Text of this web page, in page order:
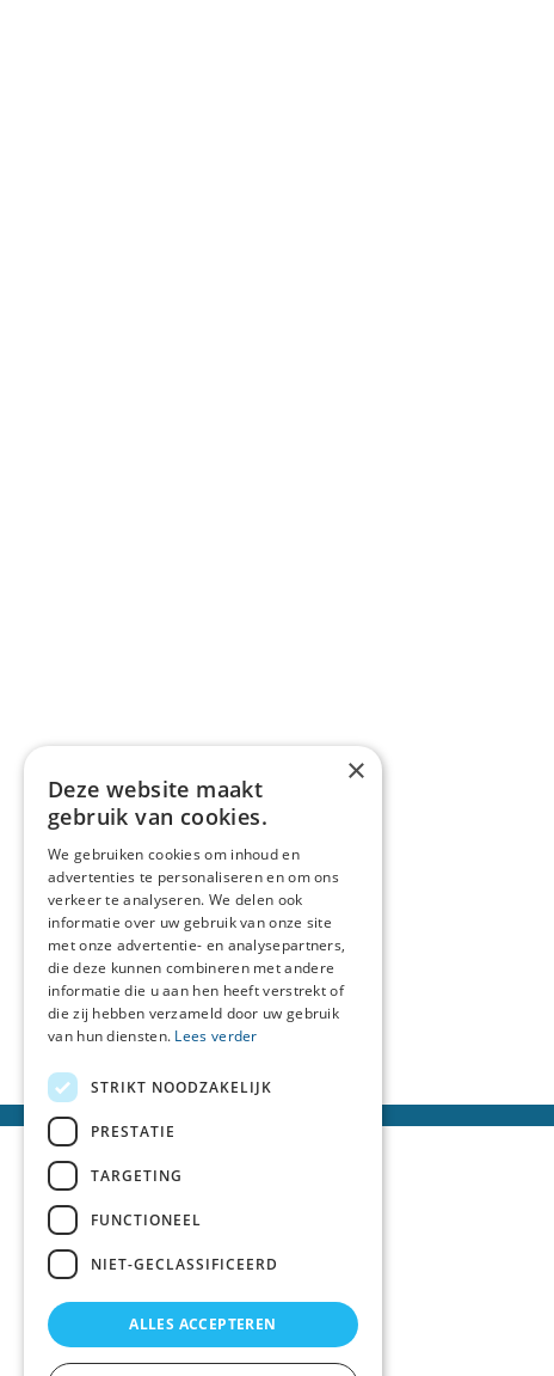
×
Deze website maakt
gebruik van cookies.
We gebruiken cookies om inhoud en
advertenties te personaliseren en om ons
verkeer te analyseren. We delen ook
informatie over uw gebruik van onze site
met onze advertentie- en analysepartners,
die deze kunnen combineren met andere
informatie die u aan hen heeft verstrekt of
die zij hebben verzameld door uw gebruik
van hun diensten. Lees verder
STRIKT NOODZAKELIJK
PRESTATIE
TARGETING
FUNCTIONEEL
NIET-GECLASSIFICEERD
ALLES ACCEPTEREN